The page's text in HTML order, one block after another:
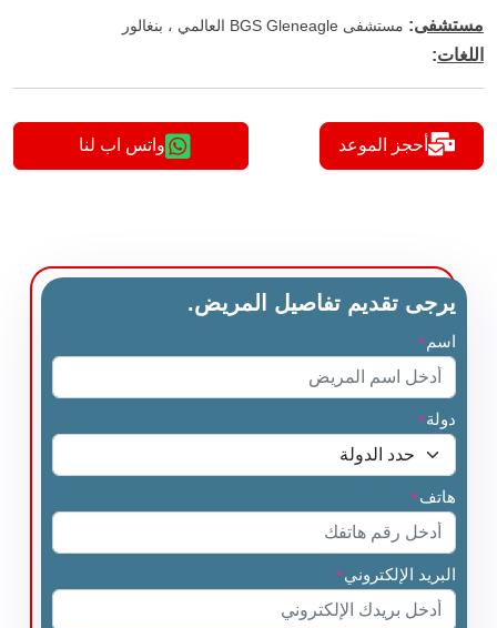
مستشفى: مستشفى BGS Gleneagle العالمي ، بنغالور
اللغات:
أحجز الموعد واتس اب لنا
يرجى تقديم تفاصيل المريض.
اسم *
دولة*
هاتف*
البريد الإلكتروني*